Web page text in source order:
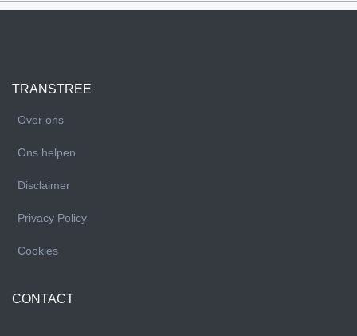
TRANSTREE
Over ons
Ons helpen
Disclaimer
Privacy Policy
Cookies
CONTACT